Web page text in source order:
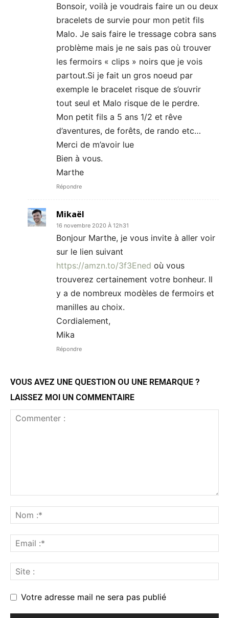
Bonsoir, voilà je voudrais faire un ou deux
bracelets de survie pour mon petit fils
Malo. Je sais faire le tressage cobra sans
problème mais je ne sais pas où trouver
les fermoirs « clips » noirs que je vois
partout.Si je fait un gros noeud par
exemple le bracelet risque de s’ouvrir
tout seul et Malo risque de le perdre.
Mon petit fils a 5 ans 1/2 et rêve
d’aventures, de forêts, de rando etc…
Merci de m’avoir lue
Bien à vous.
Marthe
Répondre
Mikaël
16 novembre 2020 À 12h31
Bonjour Marthe, je vous invite à aller voir
sur le lien suivant
https://amzn.to/3f3Ened où vous
trouverez certainement votre bonheur. Il
y a de nombreux modèles de fermoirs et
manilles au choix.
Cordialement,
Mika
Répondre
VOUS AVEZ UNE QUESTION OU UNE REMARQUE ?
LAISSEZ MOI UN COMMENTAIRE
Votre adresse mail ne sera pas publié